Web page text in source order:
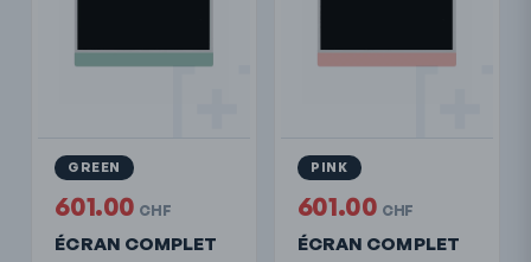
ÉCRAN COMPLET
GREEN
601.00 CHF
ÉCRAN COMPLET
PINK
601.00 CHF